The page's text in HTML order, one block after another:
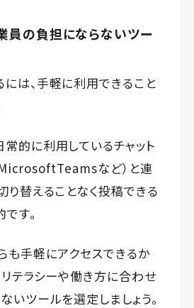
員の負担にならないツー
は、手軽に利用できること
的に利用しているチャット
など）と連
り替えることなく投稿できる
す。
も手軽にアクセスできるか
テラシーや働き方に合わせ
いツールを選定しましょう。